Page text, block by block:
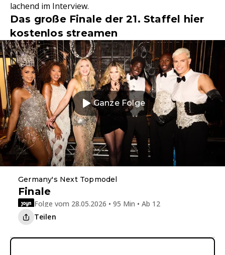
lachend im Interview.
Das große Finale der 21. Staffel hier
kostenlos streamen
Ganze Folge
Germany's Next Topmodel
Finale
Folge vom 28.05.2026 • 95 Min • Ab 12
Teilen